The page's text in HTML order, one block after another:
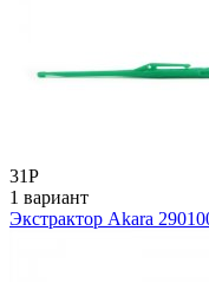
31Р
1 вариант
Экстрактор Akara